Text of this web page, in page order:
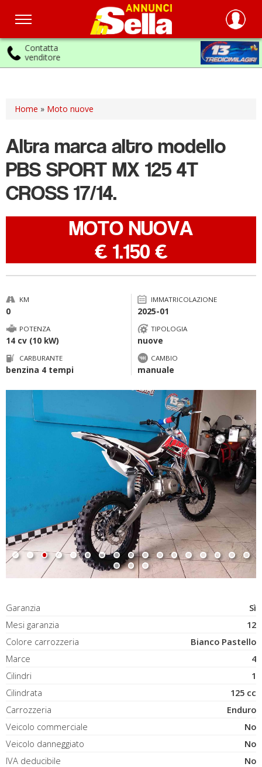
Salta
principale
Home » Moto nuove
Altra marca altro modello
PBS SPORT MX 125 4T
CROSS 17/14.
MOTO NUOVA
€ 1.150 €
KM
0
IMMATRICOLAZIONE
2025-01
POTENZA
14 cv (10 kW)
TIPOLOGIA
nuove
CARBURANTE
benzina 4 tempi
CAMBIO
manuale
Garanzia
Sì
Mesi garanzia
12
Colore carrozzeria
Bianco Pastello
Marce
4
Cilindri
1
Cilindrata
125 cc
Carrozzeria
Enduro
Veicolo commerciale
No
Veicolo danneggiato
No
IVA deducibile
No
Contatta
venditore